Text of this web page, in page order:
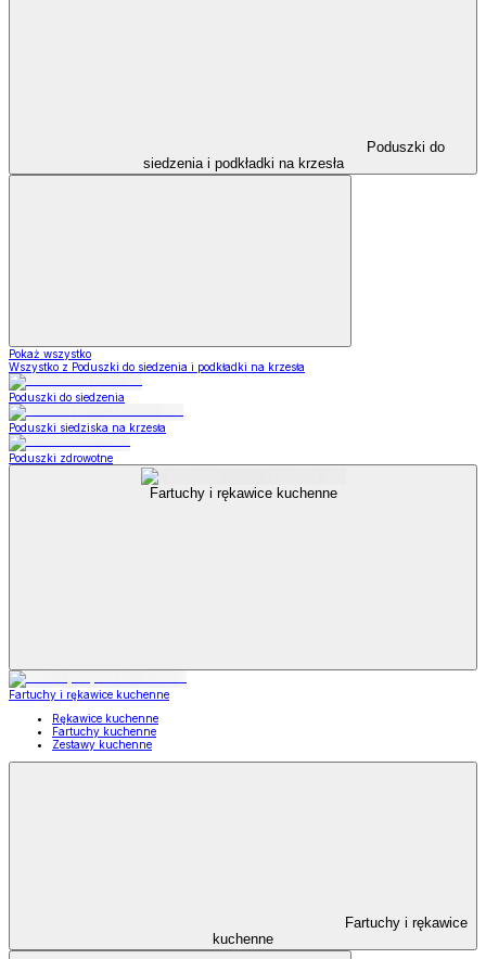
Poduszki do
siedzenia i podkładki na krzesła
Pokaż wszystko
Wszystko z Poduszki do siedzenia i podkładki na krzesła
Poduszki do siedzenia
Poduszki siedziska na krzesła
Poduszki zdrowotne
Fartuchy i rękawice kuchenne
Fartuchy i rękawice kuchenne
Rękawice kuchenne
Fartuchy kuchenne
Zestawy kuchenne
Fartuchy i rękawice
kuchenne